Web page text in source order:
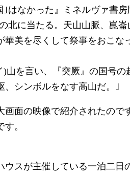
はなかった』ミネルヴァ書
北に当たる。天山山脈、崑崙
美を尽くして祭事をおこな
)山を言い、『突厥』の国号の
、シンボルをなす高山だ。｣
面の映像で紹介されたので
。
スが主催している一泊二日